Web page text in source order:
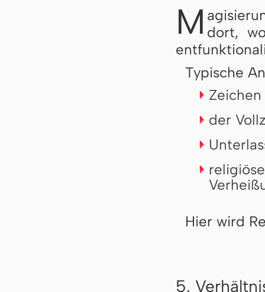
M dort,
Typische
der
Hier wird
5.